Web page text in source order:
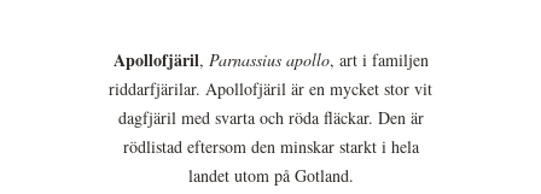
Apollofjäril, Parnassius apollo, art i familjen
riddarfjärilar. Apollofjäril är en mycket stor vit
dagfjäril med svarta och röda fläckar. Den är
rödlistad eftersom den minskar starkt i hela
landet utom på Gotland.